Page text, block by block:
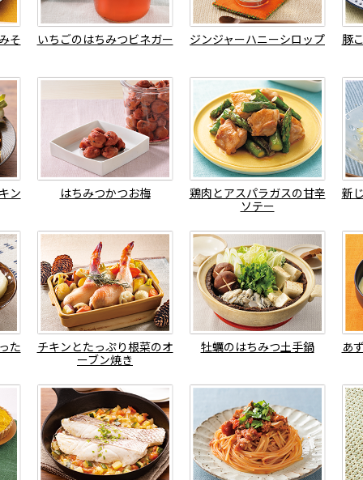
そ いちごのはちみつビネガー ジンジャーハニーシロップ 豚
ン はちみつかつお梅
鶏肉とアスパラガスの甘辛
ソテー
新
た
チキンとたっぷり根菜のオ
ーブン焼き
牡蠣のはちみつ土手鍋 あ